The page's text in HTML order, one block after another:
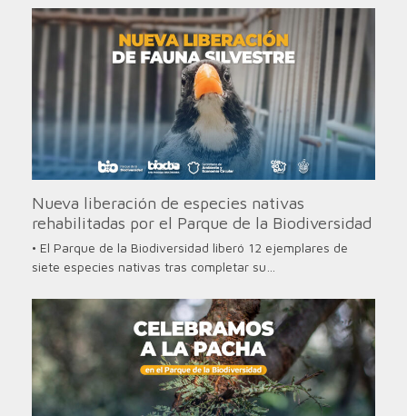
Nueva liberación de especies nativas
rehabilitadas por el Parque de la Biodiversidad
• El Parque de la Biodiversidad liberó 12 ejemplares de
siete especies nativas tras completar su…